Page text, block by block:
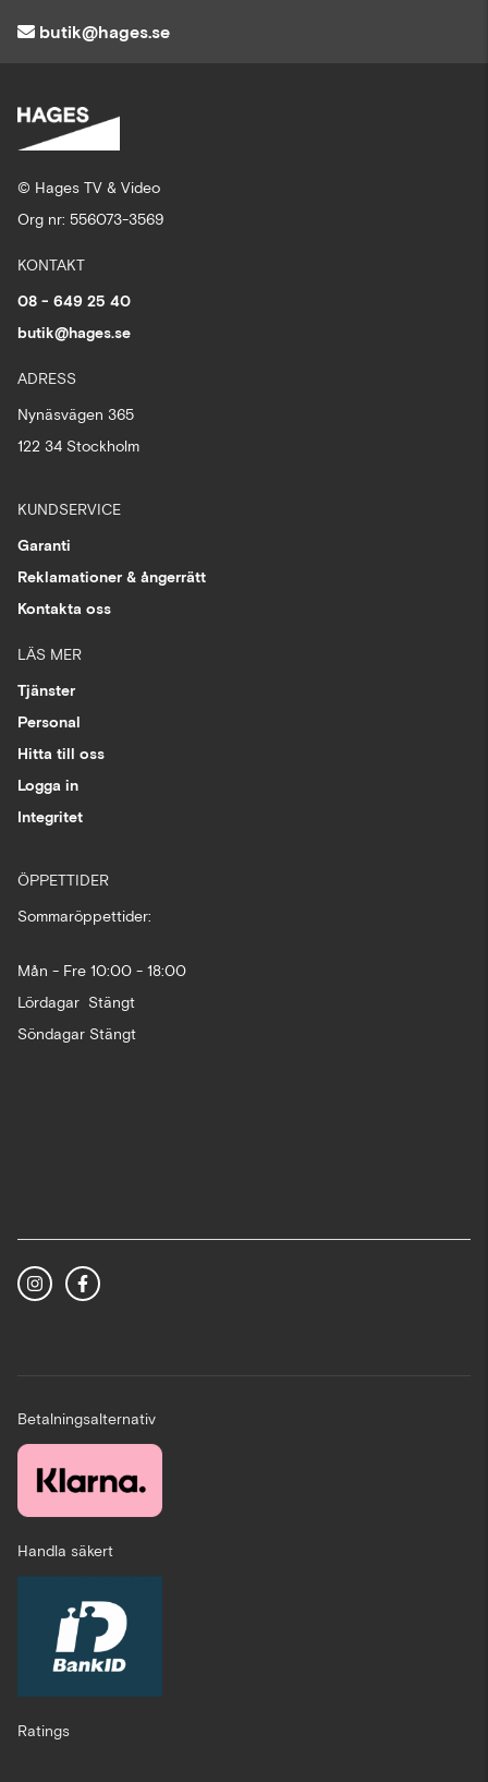
butik@hages.se
© Hages TV & Video
Org nr: 556073-3569
KONTAKT
08 - 649 25 40
butik@hages.se
ADRESS
Nynäsvägen 365
122 34 Stockholm
KUNDSERVICE
Garanti
Reklamationer & ångerrätt
Kontakta oss
LÄS MER
Tjänster
Personal
Hitta till oss
Logga in
Integritet
ÖPPETTIDER
Sommaröppettider:
Mån - Fre 10:00 - 18:00
Lördagar Stängt
Söndagar Stängt
Betalningsalternativ
Handla säkert
Ratings